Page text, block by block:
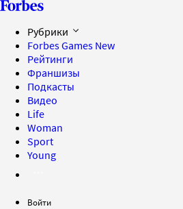
Рубрики
Forbes Games New
Рейтинги
Франшизы
Подкасты
Видео
Life
Woman
Sport
Young
Войти